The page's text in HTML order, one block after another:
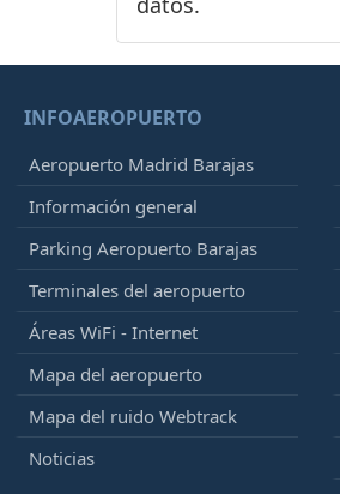
INFOAEROPUERTO
Aeropuerto Madrid Barajas
Información general
Parking Aeropuerto Barajas
Terminales del aeropuerto
Áreas WiFi - Internet
Mapa del aeropuerto
Mapa del ruido Webtrack
Noticias